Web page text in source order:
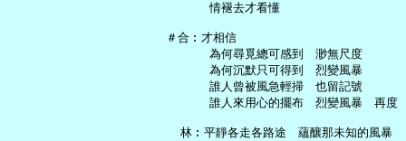
       情褪去才看懂
＃合︰才相信
       為何尋覓總可感到　渺無尺度
       為何沉默只可得到　烈變風暴
       誰人曾被風急輕掃　也留記號
       誰人來用心的擺布　烈變風暴　再度
   林︰平靜各走各路途　蘊釀那未知的風暴